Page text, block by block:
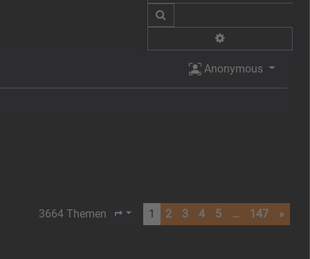
Anonymous
3664 Themen Seite von147
1 2 3 4 5 … 147 »